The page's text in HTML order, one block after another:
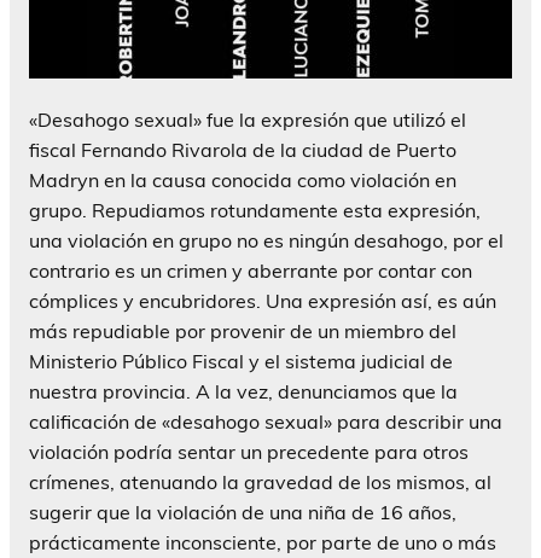
«Desahogo sexual» fue la expresión que utilizó el
fiscal Fernando Rivarola de la ciudad de Puerto
Madryn en la causa conocida como violación en
grupo. Repudiamos rotundamente esta expresión,
una violación en grupo no es ningún desahogo, por el
contrario es un crimen y aberrante por contar con
cómplices y encubridores. Una expresión así, es aún
más repudiable por provenir de un miembro del
Ministerio Público Fiscal y el sistema judicial de
nuestra provincia. A la vez, denunciamos que la
calificación de «desahogo sexual» para describir una
violación podría sentar un precedente para otros
crímenes, atenuando la gravedad de los mismos, al
sugerir que la violación de una niña de 16 años,
prácticamente inconsciente, por parte de uno o más